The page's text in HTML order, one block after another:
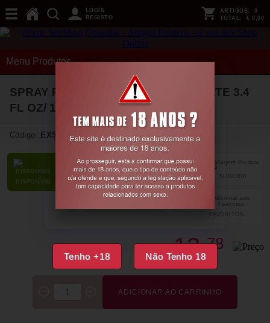
Tenho +18 Não Tenho 18
LOGIN
REGISTO
ARTIGOS: 0
TOTAL: € 0,00
Menu Produtos
SPRAY PARA PÓS BARBEAR INTIMATE 3.4
FL OZ/ 100 ML PHARMQUESTS
Código: EX52259
DISPONÍVEL
SUGERIR
PARTILHAR
FAVORITOS
€13,78
ADICIONAR AO CARRINHO